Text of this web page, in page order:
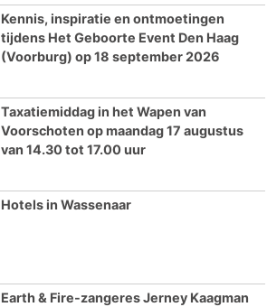
Kennis, inspiratie en ontmoetingen
tijdens Het Geboorte Event Den Haag
(Voorburg) op 18 september 2026
Taxatiemiddag in het Wapen van
Voorschoten op maandag 17 augustus
van 14.30 tot 17.00 uur
Hotels in Wassenaar
Earth & Fire-zangeres Jerney Kaagman